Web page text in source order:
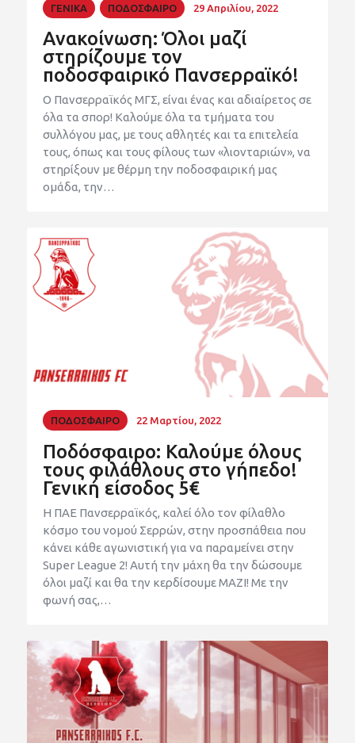
ΓΕΝΙΚΑ ΠΟΔΟΣΦΑΙΡΟ 29 Απριλίου, 2022
Ανακοίνωση: Όλοι μαζί
στηρίζουμε τον
ποδοσφαιρικό Πανσερραϊκό!
Ο Πανσερραϊκός ΜΓΣ, είναι ένας και αδιαίρετος σε
όλα τα σπορ! Καλούμε όλα τα τμήματα του
συλλόγου μας, με τους αθλητές και τα επιτελεία
τους, όπως και τους φίλους των «λιονταριών», να
στηρίξουν με θέρμη την ποδοσφαιρική μας
ομάδα, την…
ΠΟΔΟΣΦΑΙΡΟ 22 Μαρτίου, 2022
Ποδόσφαιρο: Καλούμε όλους
τους φιλάθλους στο γήπεδο!
Γενική είσοδος 5€
Η ΠΑΕ Πανσερραϊκός, καλεί όλο τον φίλαθλο
κόσμο του νομού Σερρών, στην προσπάθεια που
κάνει κάθε αγωνιστική για να παραμείνει στην
Super League 2! Αυτή την μάχη θα την δώσουμε
όλοι μαζί και θα την κερδίσουμε ΜΑΖΙ! Με την
φωνή σας,…